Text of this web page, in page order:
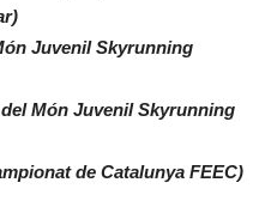
Juvenil Skyrunning
Món Juvenil Skyrunning
de Catalunya FEEC)